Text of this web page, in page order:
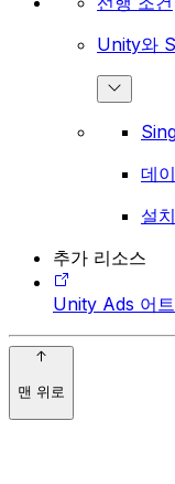
Unity와
데
설
추가 리소스
Unity Ads 어
맨 위로